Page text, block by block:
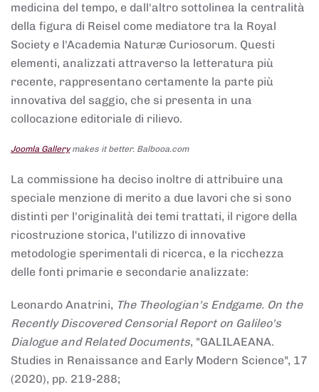
medicina del tempo, e dall'altro sottolinea la centralità
della figura di Reisel come mediatore tra la Royal
Society e l'Academia Naturæ Curiosorum. Questi
elementi, analizzati attraverso la letteratura più
recente, rappresentano certamente la parte più
innovativa del saggio, che si presenta in una
collocazione editoriale di rilievo.
Joomla Gallerymakes it better. Balbooa.com
La commissione ha deciso inoltre di attribuire una
speciale menzione di merito a due lavori che si sono
distinti per l'originalità dei temi trattati, il rigore della
ricostruzione storica, l'utilizzo di innovative
metodologie sperimentali di ricerca, e la ricchezza
delle fonti primarie e secondarie analizzate:
Leonardo Anatrini, The Theologian's Endgame. On the
Recently Discovered Censorial Report on Galileo's
Dialogue and Related Documents, "GALILAEANA.
Studies in Renaissance and Early Modern Science", 17
(2020), pp. 219-288;